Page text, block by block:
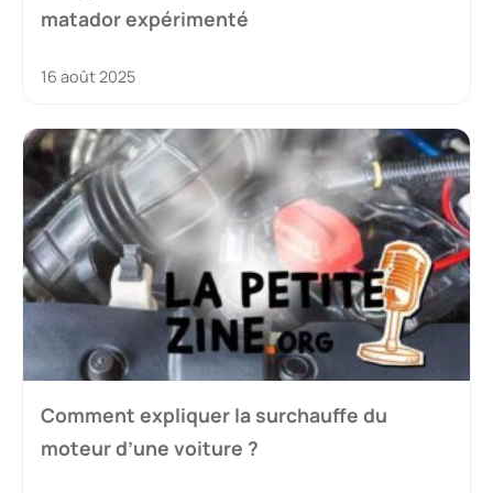
matador expérimenté
16 août 2025
Comment expliquer la surchauffe du
moteur d’une voiture ?